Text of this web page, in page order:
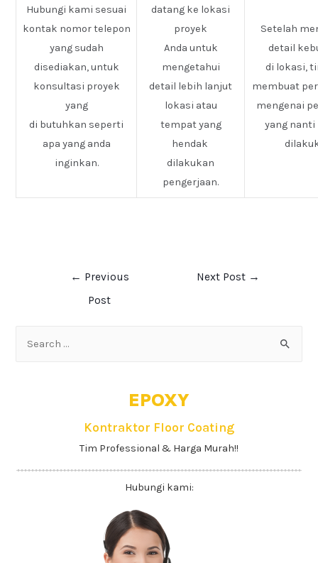
Hubungi kami sesuai
kontak nomor telepon
yang sudah
disediakan, untuk
konsultasi proyek
yang
di butuhkan seperti
apa yang anda
inginkan.
datang ke lokasi
proyek
Anda untuk
mengetahui
detail lebih lanjut
lokasi atau
tempat yang
hendak
dilakukan
pengerjaan.
Setelah
detail
di lokasi,
membuat
mengenai
yang nanti
← Previous
Post
Next Post →
EPOXY
Kontraktor Floor Coating
Tim Professional & Harga Murah!!
Hubungi kami: